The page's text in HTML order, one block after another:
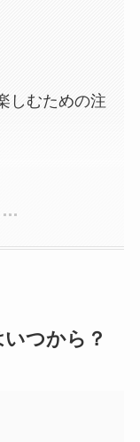
しむための注
いつから？